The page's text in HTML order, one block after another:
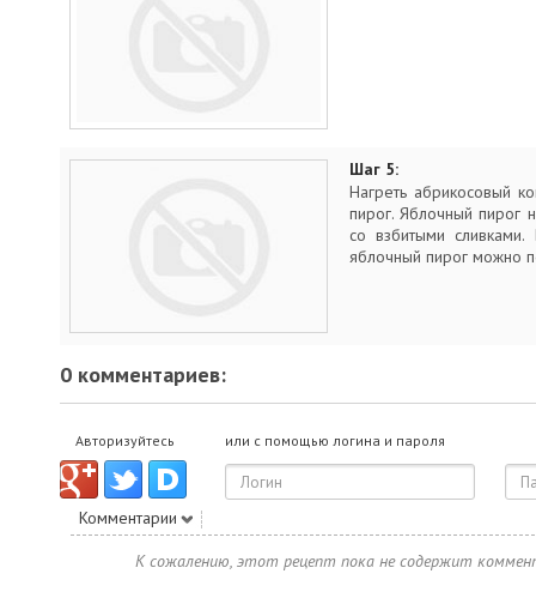
Шаг 5:
Нагреть абрикосовый
пирог. Яблочный пирог
со взбитыми
яблочный пирог можно
0 комментариев:
Авторизуйтесь или с помощью логина и пароля
Комментарии
К сожалению, этот рецепт пока не содержит